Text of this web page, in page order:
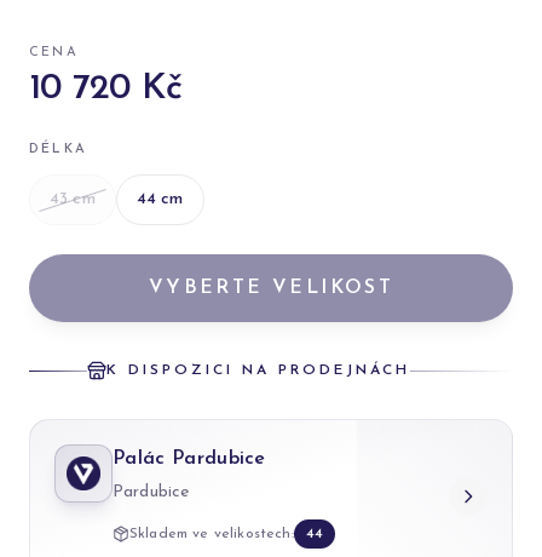
CENA
10 720 Kč
DÉLKA
43cm 44 cm
VYBERTE VELIKOST
K DISPOZICI NA PRODEJNÁCH
Palác Pardubice
Pardubice
Skladem ve velikostech: 44